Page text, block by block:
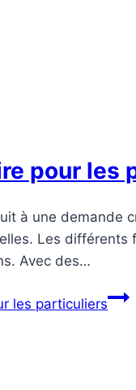
pour les
à une demande
Les
Avec des…
les particuliers